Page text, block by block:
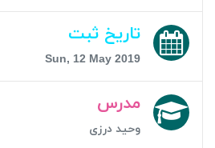
تاریخ ثبت
Sun, 12 May 2019
مدرس
وحید درزی